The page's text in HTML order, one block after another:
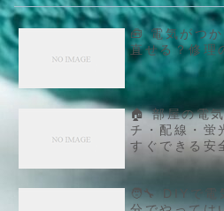
🧰 電気がつ
直せる？修理
🏠 部屋の電
チ・配線・蛍
すぐできる安
🧑‍🔧 DIYで電